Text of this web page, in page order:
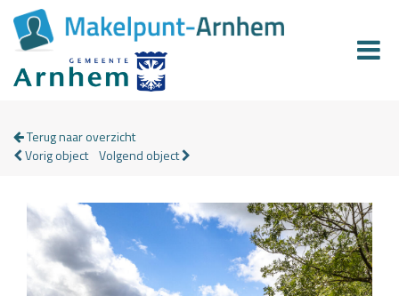
Terug naar overzicht
Vorig object Volgend object